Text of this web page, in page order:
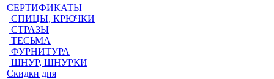
СЕРТИФИКАТЫ
СПИЦЫ, КРЮЧКИ
СТРАЗЫ
ТЕСЬМА
ФУРНИТУРА
ШНУР, ШНУРКИ
Скидки дня